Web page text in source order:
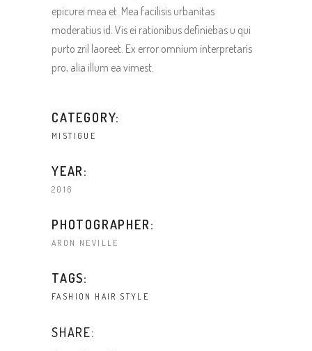
epicurei mea et. Mea facilisis urbanitas
moderatius id. Vis ei rationibus definiebas u qui
purto zril laoreet. Ex error omnium interpretaris
pro, alia illum ea vimest.
CATEGORY:
MISTIGUE
YEAR:
2016
PHOTOGRAPHER:
ARON NEVILLE
TAGS:
FASHION HAIR STYLE
SHARE: